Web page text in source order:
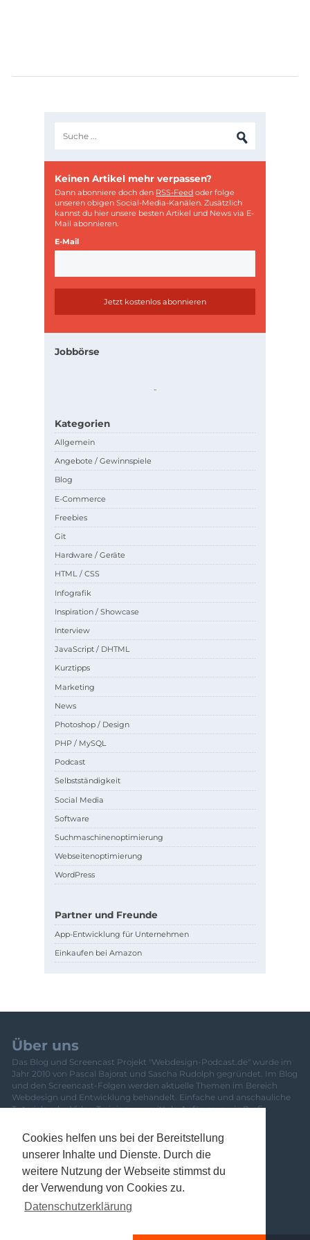
Cookies helfen uns bei der Bereitstellung
unserer Inhalte und Dienste. Durch die
weitere Nutzung der Webseite stimmst du
der Verwendung von Cookies zu.
Datenschutzerklärung
Keinen Artikel mehr verpassen?
Dann abonniere doch den RSS-Feed oder folge
unseren obigen Social-Media-Kanälen. Zusätzlich
kannst du hier unsere besten Artikel und News via E-
Mail abonnieren.
E-Mail
Jobbörse
Kategorien
Allgemein
Angebote / Gewinnspiele
Blog
E-Commerce
Freebies
Git
Hardware / Geräte
HTML / CSS
Infografik
Inspiration / Showcase
Interview
JavaScript / DHTML
Kurztipps
Marketing
News
Photoshop / Design
PHP / MySQL
Podcast
Selbstständigkeit
Social Media
Software
Suchmaschinenoptimierung
Webseitenoptimierung
WordPress
Partner und Freunde
App-Entwicklung für Unternehmen
Einkaufen bei Amazon
Über uns
Das Blog und Screencast Projekt "Webdesign-Podcast.de" wurde im
Jahr 2010 von Pascal Bajorat und Sascha Rudolph gegründet. Im Blog
und den Screencast-Folgen werden aktuelle Themen im Bereich
Webdesign und Entwicklung behandelt. Einfache und anschauliche
Tutorials oder Video-Trainings vermitteln Anfängern wie Profis
Mitwirkende ist
hier zu finden .
Newsletter
Banner
Kontakt
Datenschutzerklärung
Impressum